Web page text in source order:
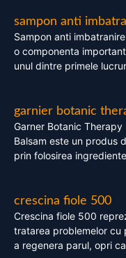
sampon anti
Sampon anti
o componenta
unul dintre primele
garnier botanic
Garner Botanic
Balsam este un produs
prin folosirea
crescina fiole 500
Crescina fiole 500
tratarea problemelor cu
a regenera parul, opri